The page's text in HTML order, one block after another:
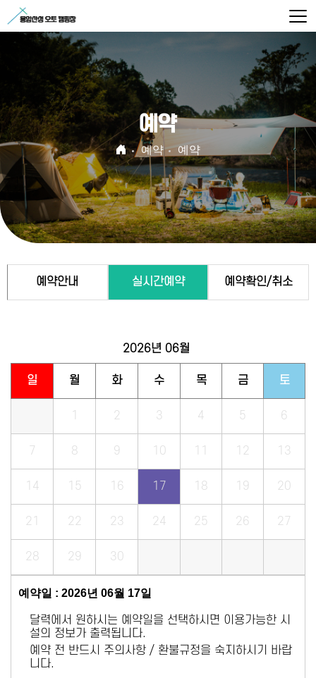
예약
예약 예약
예약안내 실시간예약 예약확인/취소
2026년 06월
일 월 화 수 목 금 토
1 2 3 4 5 6
7 8 9 10 11 12 13
14 15 16 17 18 19 20
21 22 23 24 25 26 27
28 29 30
예약일 : 2026년 06월 17일
달력에서 원하시는 예약일을 선택하시면 이용가능한 시
설의 정보가 출력됩니다.
예약 전 반드시 주의사항 / 환불규정을 숙지하시기 바랍
니다.